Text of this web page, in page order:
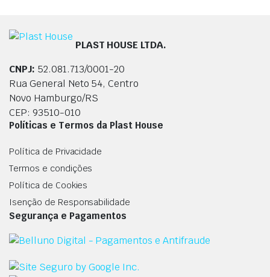
PLAST HOUSE LTDA.
CNPJ: 52.081.713/0001-20
Rua General Neto 54, Centro
Novo Hamburgo/RS
CEP: 93510-010
Políticas e Termos da Plast House
Política de Privacidade
Termos e condições
Política de Cookies
Isenção de Responsabilidade
Segurança e Pagamentos